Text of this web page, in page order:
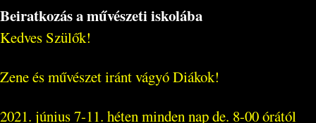
Beiratkozás a művészeti iskolába
Kedves Szülők!
Zene és művészet iránt vágyó Diákok!
2021. június 7-11. héten minden nap de. 8-00 órától